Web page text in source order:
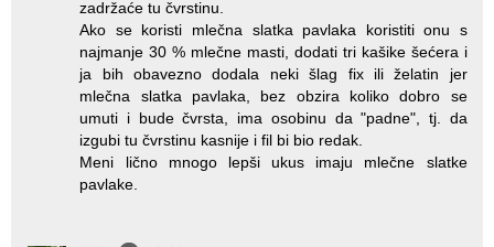
zadržaće tu čvrstinu.
Ako se koristi mlečna slatka pavlaka koristiti onu s
najmanje 30 % mlečne masti, dodati tri kašike šećera i
ja bih obavezno dodala neki šlag fix ili želatin jer
mlečna slatka pavlaka, bez obzira koliko dobro se
umuti i bude čvrsta, ima osobinu da "padne", tj. da
izgubi tu čvrstinu kasnije i fil bi bio redak.
Meni lično mnogo lepši ukus imaju mlečne slatke
pavlake.